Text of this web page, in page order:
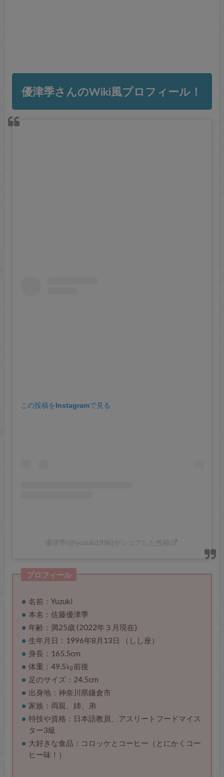
優津季さんのWiki風プロフィール！
この投稿をInstagramで見る
優津季(@yuzuki1996)がシェアした投稿
プロフィール
名前：Yuzuki
本名：佐藤優津季
年齢：満25歳 (2022年３月現在)
生年月日：1996年8月13日 （しし座）
身長：165.5cm
体重：49.5㎏前後
足のサイズ：24.5cm
出身地：神奈川県鎌倉市
家族：両親、姉、弟
特技や資格：日本語教員、アスリートフードマイス
ター3級
大好きな食品：コロッケとコーヒー（とにかくコー
ヒー味！）